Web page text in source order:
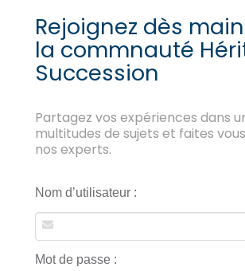
Rejoignez dès
la commnauté
Succession
Partagez vos expériences dans
multitudes de sujets et faites
nos experts.
Nom d’utilisateur :
Mot de passe :